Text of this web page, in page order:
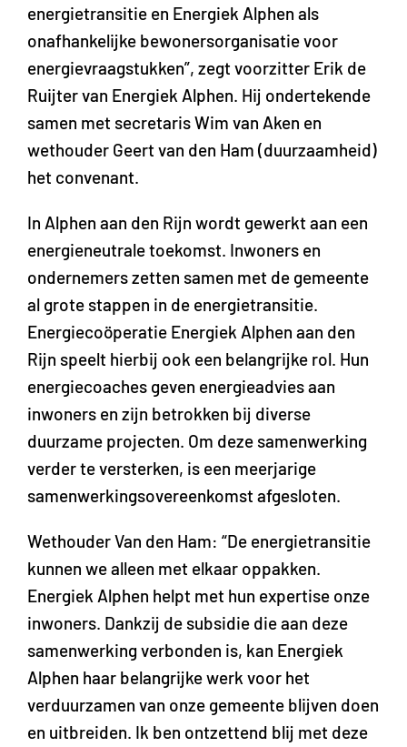
energietransitie en Energiek Alphen als
onafhankelijke bewonersorganisatie voor
energievraagstukken”, zegt voorzitter Erik de
Ruijter van Energiek Alphen. Hij ondertekende
samen met secretaris Wim van Aken en
wethouder Geert van den Ham (duurzaamheid)
het convenant.
In Alphen aan den Rijn wordt gewerkt aan een
energieneutrale toekomst. Inwoners en
ondernemers zetten samen met de gemeente
al grote stappen in de energietransitie.
Energiecoöperatie Energiek Alphen aan den
Rijn speelt hierbij ook een belangrijke rol. Hun
energiecoaches geven energieadvies aan
inwoners en zijn betrokken bij diverse
duurzame projecten. Om deze samenwerking
verder te versterken, is een meerjarige
samenwerkingsovereenkomst afgesloten.
Wethouder Van den Ham: “De energietransitie
kunnen we alleen met elkaar oppakken.
Energiek Alphen helpt met hun expertise onze
inwoners. Dankzij de subsidie die aan deze
samenwerking verbonden is, kan Energiek
Alphen haar belangrijke werk voor het
verduurzamen van onze gemeente blijven doen
en uitbreiden. Ik ben ontzettend blij met deze